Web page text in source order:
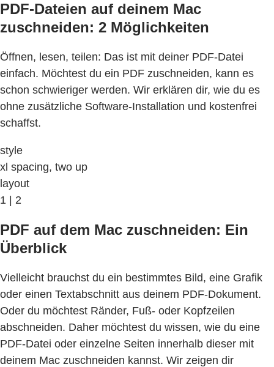
PDF-Dateien auf deinem Mac
zuschneiden: 2 Möglichkeiten
Öffnen, lesen, teilen: Das ist mit deiner PDF-Datei
einfach. Möchtest du ein PDF zuschneiden, kann es
schon schwieriger werden. Wir erklären dir, wie du es
ohne zusätzliche Software-Installation und kostenfrei
schaffst.
style
xl spacing, two up
layout
1 | 2
PDF auf dem Mac zuschneiden: Ein
Überblick
Vielleicht brauchst du ein bestimmtes Bild, eine Grafik
oder einen Textabschnitt aus deinem PDF-Dokument.
Oder du möchtest Ränder, Fuß- oder Kopfzeilen
abschneiden. Daher möchtest du wissen, wie du eine
PDF-Datei oder einzelne Seiten innerhalb dieser mit
deinem Mac zuschneiden kannst. Wir zeigen dir